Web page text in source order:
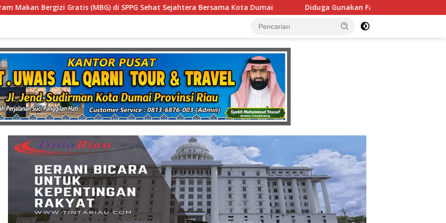
Sehat Sejahtera Bersama Kota Dumai Diduga Gunakan Fasilitas Negara Tanpa Izin DPMPTSP, Usaha Latihan